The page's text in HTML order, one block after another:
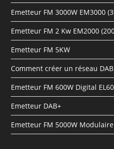
Emetteur FM 3000W EM3000
Emetteur FM 2 Kw EM2000
Emetteur FM 5KW
Comment créer un réseau
Emetteur FM 600W Digital
Emetteur DAB+
Emetteur FM 5000W Modulaire